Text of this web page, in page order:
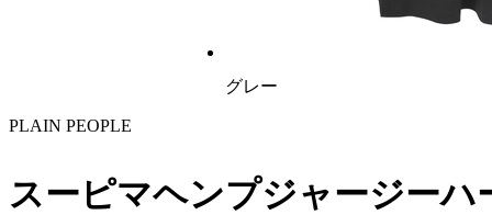
グレー
PLAIN PEOPLE
スーピマヘンプジャージー